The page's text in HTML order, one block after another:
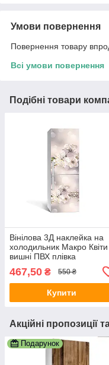
Умови повернення
Повернення товару
Всі умови повернення
Подібні товари
Вінілова 3Д наклейка на
холодильник Макро Квіти
вишні ПВХ плівка
Бежевий 650х2000 мм
467,50 ₴ 550 ₴
Купити
Акційні пропозиції
Подарунок